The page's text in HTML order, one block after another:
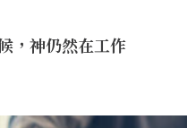
，神仍然在工作